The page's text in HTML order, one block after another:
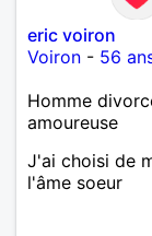
eric voiron
Voiron - 56
Homme
amoureuse
J'ai choisi de
l'âme soeur